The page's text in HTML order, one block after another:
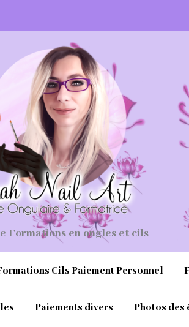
Formations en ongles et cils
Cils Paiement Personnel
Paiements divers Photos des